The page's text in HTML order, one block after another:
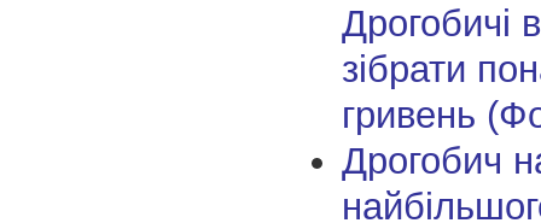
Дрогобичі
зібрати
гривень
Дрогобич